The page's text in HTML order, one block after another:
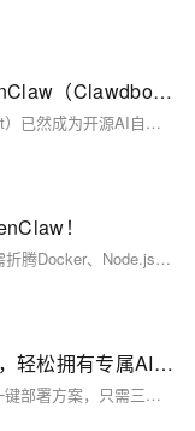
2026年阿里云ECS云服务器部署OpenClaw（Clawdbot）新手小白保姆级教程
2026年，OpenClaw（曾用名Clawdbot、Moltbot）已然成为开源AI自动化领域的“国民级工具”，凭借轻量易部署、技能可扩展、支持多场景联动的优势，成为小白、办公族、开发者的首选AI助手——它能自动处理文档、执行重复任务、搜索整理资料、对接各类办公工具，甚至实现7×24小时云端值守。
！
阿里云推出OpenClaw“预制菜”式一键部署：无需折腾Docker、Node.js或Python依赖，3步鼠标操作（选镜像→配API-Key→生成Token），3分钟上线AI自动化平台。预装环境、自动开18789端口、可视化配置，专治各种部署崩溃！
只需3步！阿里云一键部署OpenClaw，轻松拥有专属AI助理！
OpenClaw怎么部署？阿里云推出了OpenClaw一键部署方案，只需三步，即可轻松拥有专属AI助理！